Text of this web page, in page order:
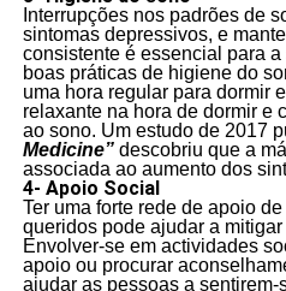
Interrupções nos padrões de
sintomas depressivos, e
consistente é essencial para
boas práticas de higiene do
uma hora regular para dormir
relaxante na hora de dormir e
ao sono. Um estudo de 2017
Medicine”descobriu que a
associada ao aumento dos
4- Apoio Social
Ter uma forte rede de apoio
queridos pode ajudar a
Envolver-se em actividades
apoio ou procurar
ajudar as pessoas a